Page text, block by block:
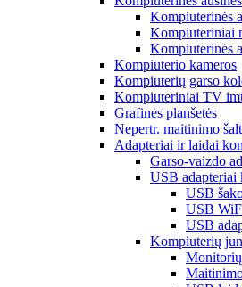
Kompiuterinės
Kompiuteriniai
Kompiuterinės
Kompiuterio kameros
Kompiuterių garso
Kompiuteriniai TV
Grafinės planšetės
Nepertr. maitinimo
Adapteriai ir laidai
Garso-vaizdo
USB adapteriai
USB
USB
USB
Kompiuterių